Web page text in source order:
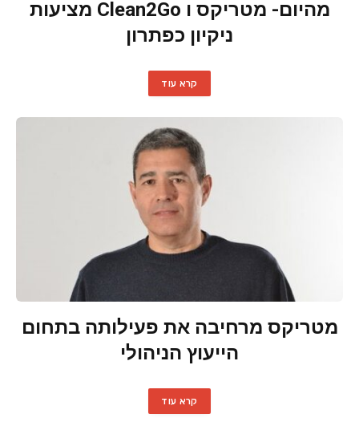
מהיום- מטריקס ו Clean2Go מציעות
ניקיון כפתרון
קרא עוד
מטריקס מרחיבה את פעילותה בתחום
הייעוץ הניהולי
קרא עוד